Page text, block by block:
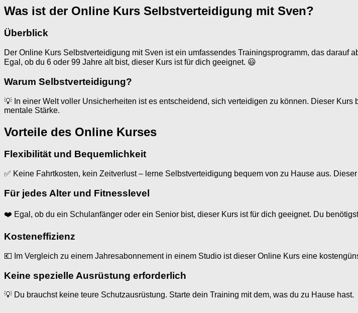
Was ist der Online Kurs Selbstverteidigung mit Sven?
Überblick
Der Online Kurs Selbstverteidigung mit Sven ist ein umfassendes Trainingsprogramm, das
Egal, ob du 6 oder 99 Jahre alt bist, dieser Kurs ist für dich geeignet. 😃
Warum Selbstverteidigung?
💡 In einer Welt voller Unsicherheiten ist es entscheidend, sich verteidigen zu können. Dieser
mentale Stärke.
Vorteile des Online Kurses
Flexibilität und Bequemlichkeit
✅ Keine Fahrtkosten, kein Zeitverlust – lerne Selbstverteidigung bequem von zu Hause aus.
Für jedes Alter und Fitnesslevel
❤️ Egal, ob du ein Schulanfänger oder ein Senior bist, dieser Kurs ist für dich geeignet. Du
Kosteneffizienz
💶 Im Vergleich zu einem Jahresabonnement in einem Studio ist dieser Online Kurs eine
Keine spezielle Ausrüstung erforderlich
💡 Du brauchst keine teure Schutzausrüstung. Starte dein Training mit dem, was du zu Hause hast.